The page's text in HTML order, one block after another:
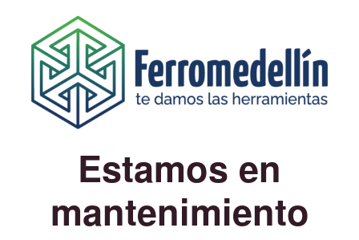
Estamos en
mantenimiento